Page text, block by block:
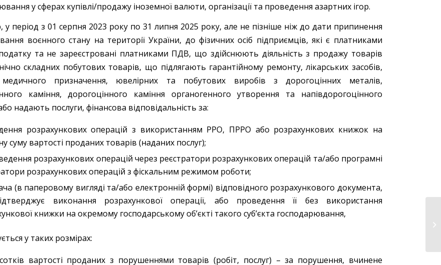
у сферах купівлі/продажу іноземної валюти, організації та проведення азартних ігор.
у період з 01 серпня 2023 року по 31 липня 2025 року, але не пізніше ніж до дати припинення
воєнного стану на території України, до фізичних осіб підприємців, які є платниками
та не зареєстровані платниками ПДВ, що здійснюють діяльність з продажу товарів
складних побутових товарів, що підлягають гарантійному ремонту, лікарських засобів,
призначення, ювелірних та побутових виробів з дорогоцінних металів,
каміння, дорогоцінного каміння органогенного утворення та напівдорогоцінного
надають послуги, фінансова відповідальність за:
розрахункових операцій з використанням РРО, ПРРО або розрахункових книжок на
суму вартості проданих товарів (наданих послуг);
розрахункових операцій через реєстратори розрахункових операцій та/або програмні
розрахункових операцій з фіскальним режимом роботи;
(в паперовому вигляді та/або електронній формі) відповідного розрахункового документа,
виконання розрахункової операції, або проведення її без використання
книжки на окремому господарському об’єкті такого суб’єкта господарювання,
у таких розмірах:
вартості проданих з порушеннями товарів (робіт, послуг) – за порушення, вчинене